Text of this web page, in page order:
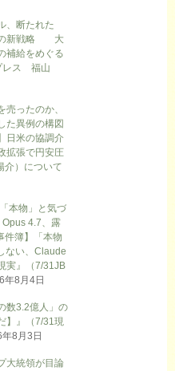
、断たれた
の新戦略 大
補給をめぐる
レス 福山
売ったのか、
た異例の構図
日米の協調介
拡張で円安圧
）について
本物」と気づ
4.7、露
件簿】「本物
ない、Claude
実』（7/31JB
年8月4日
数3.2億人」の
】』（7/31現
8月3日
大統領が目論